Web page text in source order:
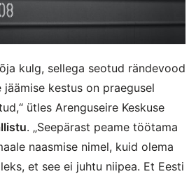
kulg, sellega seotud rändevood
kestus on praegusel
ütles Arenguseire Keskuse
. „Seepärast peame töötama
naasmise nimel, kuid olema
et see ei juhtu niipea. Et Eesti